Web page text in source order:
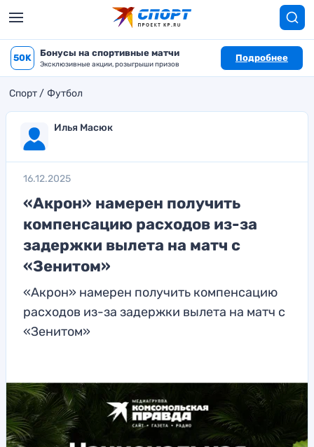
50K Бонусы на спортивные матчи
Эксклюзивные акции, розыгрыши призов
Подробнее
Спорт Футбол
Илья Масюк
16.12.2025
«Акрон» намерен получить
компенсацию расходов из-за
задержки вылета на матч с
«Зенитом»
«Акрон» намерен получить компенсацию
расходов из-за задержки вылета на матч с
«Зенитом»